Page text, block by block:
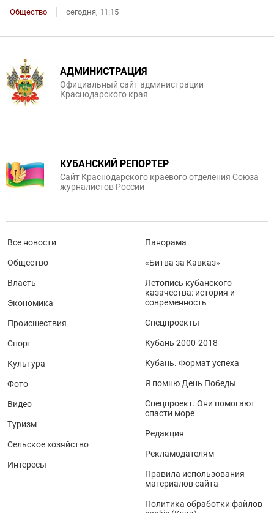
Общество сегодня, 11:15
АДМИНИСТРАЦИЯ
Официальный сайт администрации
Краснодарского края
КУБАНСКИЙ РЕПОРТЕР
Сайт Краснодарского краевого отделения Союза
журналистов России
Все новости
Общество
Власть
Экономика
Происшествия
Спорт
Культура
Фото
Видео
Туризм
Сельское хозяйство
Интересы
Панорама
«Битва за Кавказ»
Летопись кубанского
казачества: история и
современность
Спецпроекты
Кубань 2000-2018
Кубань. Формат успеха
Я помню День Победы
Спецпроект. Они помогают
спасти море
Редакция
Рекламодателям
Правила использования
материалов сайта
Политика обработки файлов